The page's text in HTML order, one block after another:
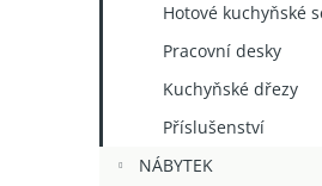
Hotové kuchyňské
Pracovní desky
Kuchyňské dřezy
Příslušenství
NÁBYTEK